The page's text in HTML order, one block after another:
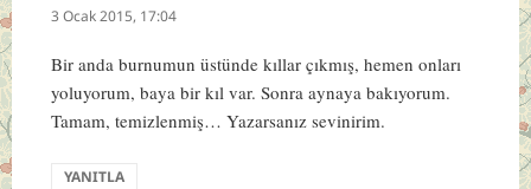
ki:
3 Ocak 2015, 17:04
Bir anda burnumun üstünde kıllar çıkmış, hemen onları
yoluyorum, baya bir kıl var. Sonra aynaya bakıyorum.
Tamam, temizlenmiş… Yazarsanız sevinirim.
YANITLA